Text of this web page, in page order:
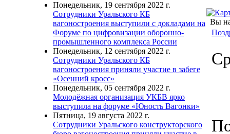
Понедельник, 19 сентября 2022 г.
Сотрудники Уральского КБ
вагоностроения выступили с докладами на
Форуме по цифровизации оборонно-
промышленного комплекса России
Понедельник, 12 сентября 2022 г.
Сотрудники Уральского КБ
вагоностроения приняли участие в забеге
«Осенний кросс»
Понедельник, 05 сентября 2022 г.
Молодёжная организация УКБВ ярко
выступила на форуме «Юность Вагонки»
Пятница, 19 августа 2022 г.
Сотрудники Уральского конструкторского
Вы